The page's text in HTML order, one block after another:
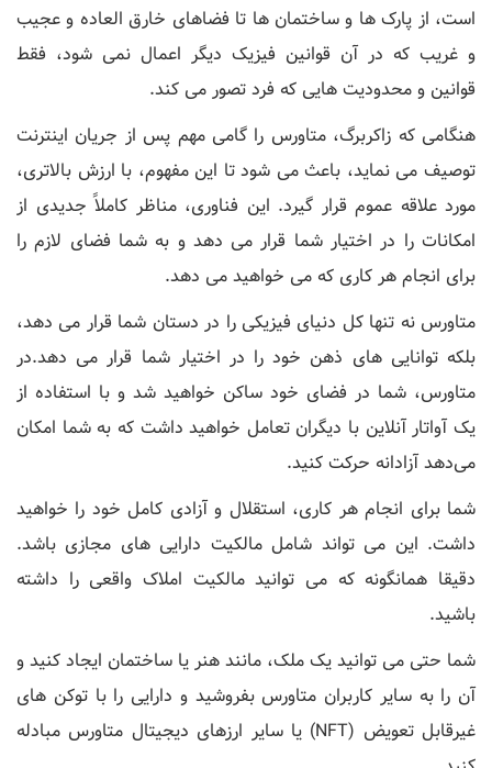
است، از پارک ها و ساختمان ها تا فضاهای خارق العاده و عجیب
و غریب که در آن قوانین فیزیک دیگر اعمال نمی شود، فقط
قوانین و محدودیت هایی که فرد تصور می کند.
هنگامی که زاکربرگ، متاورس را گامی مهم پس از جریان اینترنت
توصیف می نماید، باعث می شود تا این مفهوم، با ارزش بالاتری،
مورد علاقه عموم قرار گیرد. این فناوری، مناظر کاملاً جدیدی از
امکانات را در اختیار شما قرار می دهد و به شما فضای لازم را
برای انجام هر کاری که می خواهید می دهد.
متاورس نه تنها کل دنیای فیزیکی را در دستان شما قرار می دهد،
بلکه توانایی های ذهن خود را در اختیار شما قرار می دهد.در
متاورس، شما در فضای خود ساکن خواهید شد و با استفاده از
یک آواتار آنلاین با دیگران تعامل خواهید داشت که به شما امکان
می‌دهد آزادانه حرکت کنید.
شما برای انجام هر کاری، استقلال و آزادی کامل خود را خواهید
داشت. این می تواند شامل مالکیت دارایی های مجازی باشد.
دقیقا همانگونه که می توانید مالکیت املاک واقعی را داشته
باشید.
شما حتی می توانید یک ملک، مانند هنر یا ساختمان ایجاد کنید و
آن را به سایر کاربران متاورس بفروشید و دارایی را با توکن های
غیرقابل تعویض (NFT) یا سایر ارزهای دیجیتال متاورس مبادله